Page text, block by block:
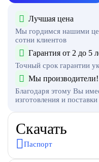
Лучшая цена
Мы гордимся нашими
сотни клиентов
Гарантия от 2 до 5
Точный срок гарантии
Мы производители!
Благодаря этому Вы
изготовления и поставки
Скачать
Паспорт